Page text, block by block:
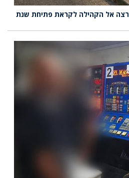
אל הקהילה לקראת פתיחת שנת